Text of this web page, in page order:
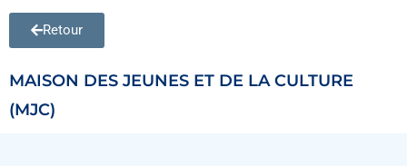
Retour
MAISON DES JEUNES ET DE LA CULTURE
(MJC)